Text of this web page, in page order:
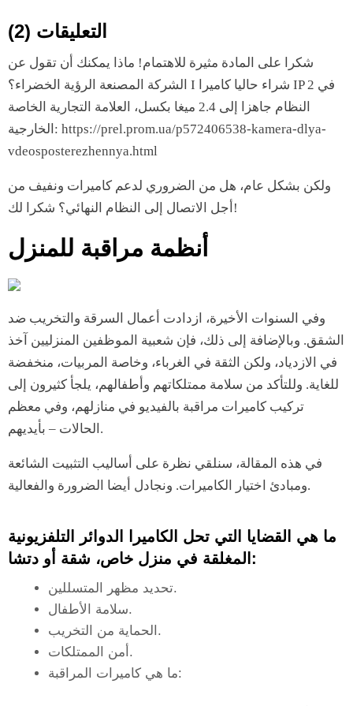
التعليقات (2)
شكرا على المادة مثيرة للاهتمام! ماذا يمكنك أن تقول عن
الشركة المصنعة الرؤية الخضراء؟ I شراء حاليا كاميرا IP 2 في
النظام جاهزا إلى 2.4 ميغا بكسل، العلامة التجارية الخاصة
الخارجية: https://prel.prom.ua/p572406538-kamera-dlya-
vdeosposterezhennya.html
ولكن بشكل عام، هل من الضروري لدعم كاميرات ونفيف من
أجل الاتصال إلى النظام النهائي؟ شكرا لك!
أنظمة مراقبة للمنزل
وفي السنوات الأخيرة، ازدادت أعمال السرقة والتخريب ضد
الشقق. وبالإضافة إلى ذلك، فإن شعبية الموظفين المنزليين آخذ
في الازدياد، ولكن الثقة في الغرباء، وخاصة المربيات، منخفضة
للغاية. وللتأكد من سلامة ممتلكاتهم وأطفالهم، يلجأ كثيرون إلى
تركيب كاميرات مراقبة بالفيديو في منازلهم، وفي معظم
الحالات – بأيديهم.
في هذه المقالة، سنلقي نظرة على أساليب التثبيت الشائعة
ومبادئ اختيار الكاميرات. ونجادل أيضا الضرورة والفعالية.
ما هي القضايا التي تحل الكاميرا الدوائر التلفزيونية
المغلقة في منزل خاص، شقة أو دتشا:
تحديد مظهر المتسللين.
سلامة الأطفال.
الحماية من التخريب.
أمن الممتلكات.
ما هي كاميرات المراقبة: